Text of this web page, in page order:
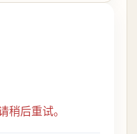
稍后重试。